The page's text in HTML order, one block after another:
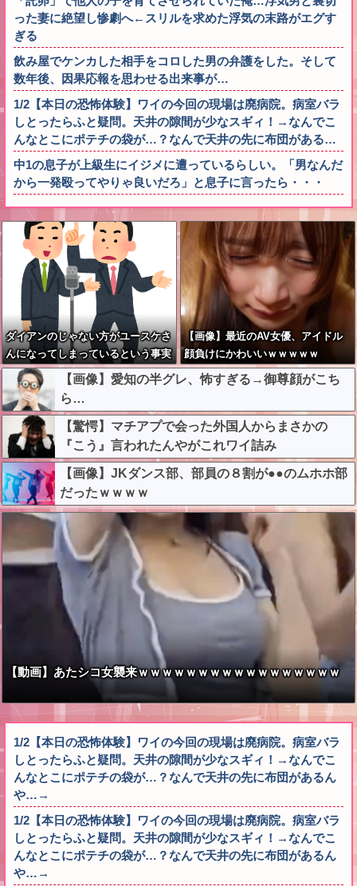
った妻に絶望し惨劇へ←スリルを求めた浮気の末路がエグす
ぎる
飲み屋でケンカした相手をコロした男の弁護をした。そして
数年後、因果応報を思わせる出来事が…
1/2【本日の恐怖体験】ワイの今回の現場は廃病院。病室バラ
しとったらふと疑問。天井の隙間が少なスギィ！→なんでこ
んなとこにポテチの袋が…？なんで天井の先に布団がある…
中1の息子が上級生にイジメに遭っているらしい。「男なんだ
から一発殴ってやりゃ良いだろ」と息子に言ったら・・・
ダイアンのじゃない方がユースケさ
んになってしまっているという事実
←これ
【画像】最近のAV女優、アイドル
顔負けにかわいいｗｗｗｗｗ
【画像】愛知の半グレ、怖すぎる→御尊顔がこち
ら…
【驚愕】マチアプで会った外国人からまさかの
『こう』言われたんやがこれワイ詰み
か？？？？？？？
【画像】JKダンス部、部員の８割が●●のムホホ部
だったｗｗｗｗ
【動画】あたシコ女襲来ｗｗｗｗｗｗｗｗｗｗｗｗｗｗｗｗｗ
1/2【本日の恐怖体験】ワイの今回の現場は廃病院。病室バラ
しとったらふと疑問。天井の隙間が少なスギィ！→なんでこ
んなとこにポテチの袋が…？なんで天井の先に布団があるん
や…→
1/2【本日の恐怖体験】ワイの今回の現場は廃病院。病室バラ
しとったらふと疑問。天井の隙間が少なスギィ！→なんでこ
んなとこにポテチの袋が…？なんで天井の先に布団があるん
や…→